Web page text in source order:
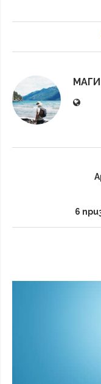
МАГИ
6